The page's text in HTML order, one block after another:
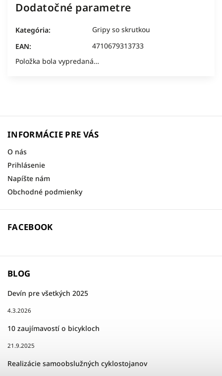
Dodatočné parametre
Kategória:
Gripy so skrutkou
EAN:
4710679313733
Položka bola vypredaná…
INFORMÁCIE PRE VÁS
O nás
Prihlásenie
Napíšte nám
Obchodné podmienky
FACEBOOK
BLOG
Devín pre všetkých 2025
4.3.2026
10 zaujímavostí o bicykloch
21.9.2025
Realizácie samoobslužných cyklostojanov